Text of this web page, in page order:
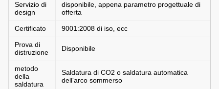
Servizio di
design
disponibile, appena parametro progettuale di
offerta
Certificato 9001:2008 di iso, ecc
Prova di
distruzione
Disponibile
metodo
della
saldatura
Saldatura di CO2 o saldatura automatica
dell'arco sommerso